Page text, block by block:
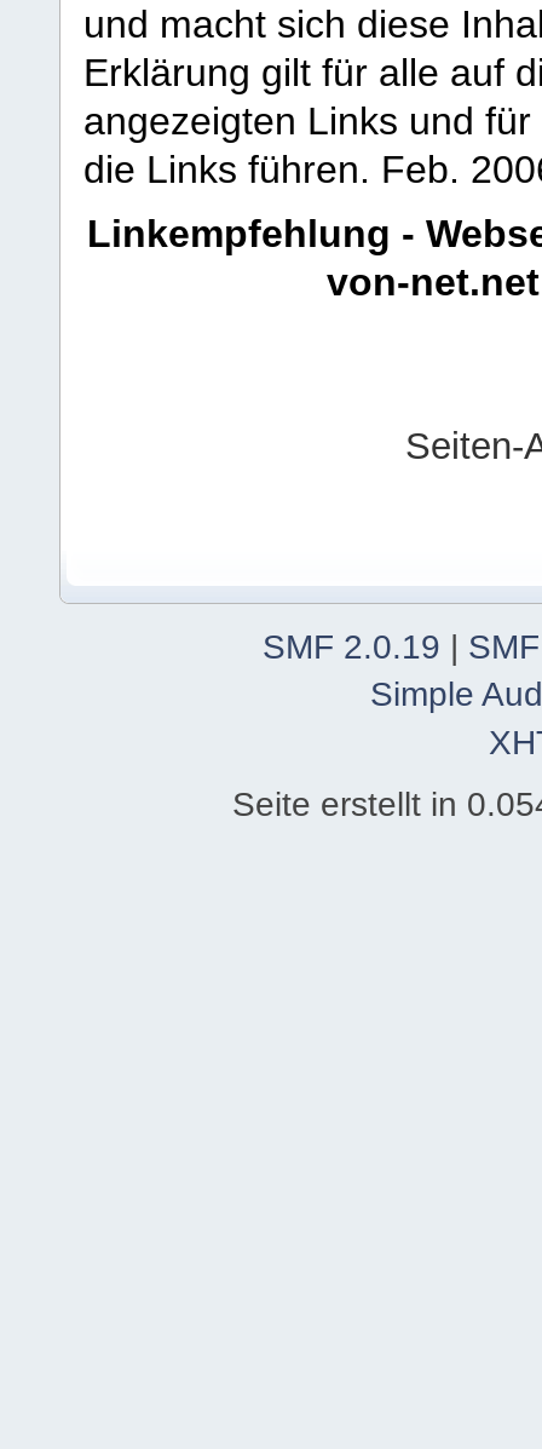
und macht sich diese
Erklärung gilt für alle auf
angezeigten Links und
die Links führen. Feb.
Linkempfehlung -
von-net.net
Seiten-
SMF 2.0.19
Simple
Seite erstellt in